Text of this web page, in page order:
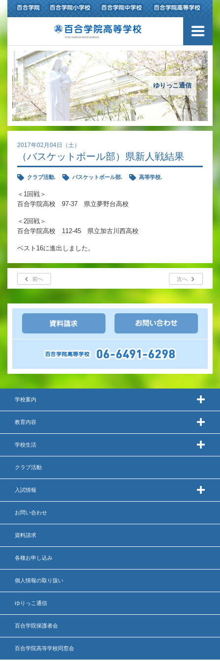
ゆりっこ通信
2017年02月04日（土）
（バスケットボール部）県新人戦結果
クラブ活動. バスケットボール部. 高等学校.
＜1回戦＞
百合学院高校 97-37 県立夢野台高校
＜2回戦＞
百合学院高校 112-45 県立加古川西高校
ベスト16に進出しました。
前へ 次へ
学校案内
教育内容
学校生活
クラブ活動
入試情報
お問い合わせ
資料請求
各種お申し込み
個人情報の取り扱い
ゆりっこ通信
百合学院保護者会
百合学院高等学校同窓会
学校紹介
アクセスマップ
沿革
アカデミックリサーチコース
充実のフォローアップ体制
ゆりっこおすすめの
学校スポット
行事スケジュール
制服紹介
2027年度 入試について
出願時申請書類ダウンロード